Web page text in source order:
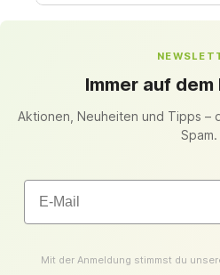
Immer auf
Aktionen, Neuheiten und Tipps –
Spam.
Email
Mit der Anmeldung stimmst du